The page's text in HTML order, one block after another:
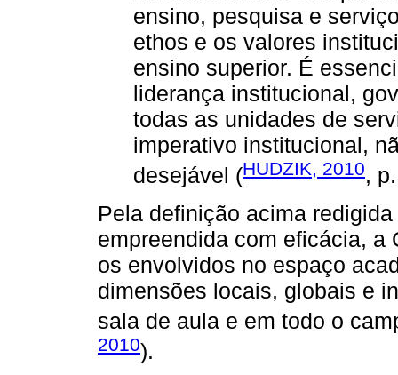
ensino, pesquisa e
ethos e os valores
ensino superior. É
liderança institucional,
todas as unidades de
imperativo institucional,
desejável (HUDZIK, 2010,
Pela definição acima
empreendida com eficácia, a
os envolvidos no espaço
dimensões locais, globais e
sala de aula e em todo o
2010).